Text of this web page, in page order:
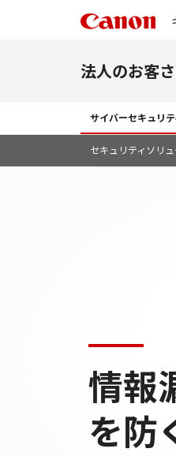
法人のお客
サイバーセキュリ
セキュリティソリ
情報
を防